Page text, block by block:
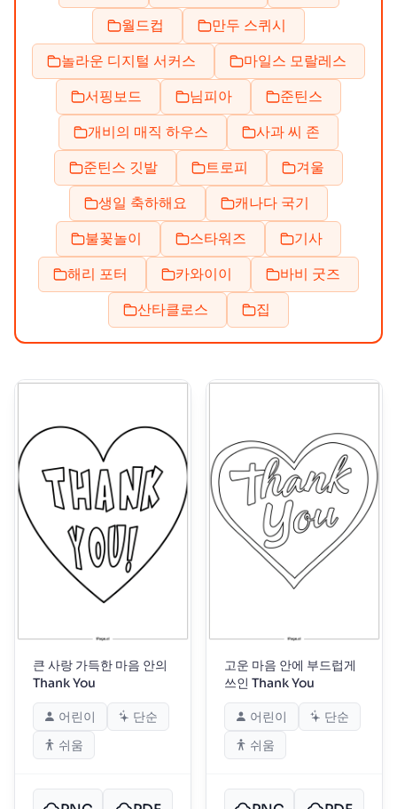
월드컵
만두 스퀴시
놀라운 디지털 서커스
마일스 모랄레스
서핑보드
님피아
준틴스
개비의 매직 하우스
사과 씨 존
준틴스 깃발
트로피
겨울
생일 축하해요
캐나다 국기
불꽃놀이
스타워즈
기사
해리 포터
카와이이
바비 굿즈
산타클로스
집
큰 사랑 가득한 마음 안의
Thank You
어린이
단순
쉬움
고운 마음 안에 부드럽게
쓰인 Thank You
어린이
단순
쉬움